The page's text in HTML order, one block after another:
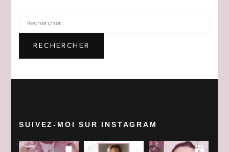
Rechercher :
SUIVEZ-MOI SUR INSTAGRAM